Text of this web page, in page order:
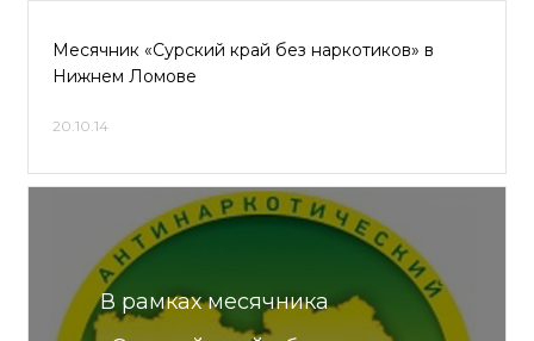
Месячник «Сурский край без наркотиков» в
Нижнем Ломове
20.10.14
В рамках месячника